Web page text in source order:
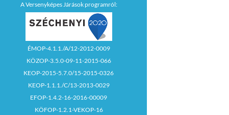
A Versenyképes Járások programról:
ÉMOP-4.1.1./A/12-2012-0009
KÖZOP-3.5.0-09-11-2015-066
KEOP-2015-5.7.0/15-2015-0326
KEOP-1.1.1./C/13-2013-0029
EFOP-1.4.2-16-2016-00009
KÖFOP-1.2.1-VEKOP-16